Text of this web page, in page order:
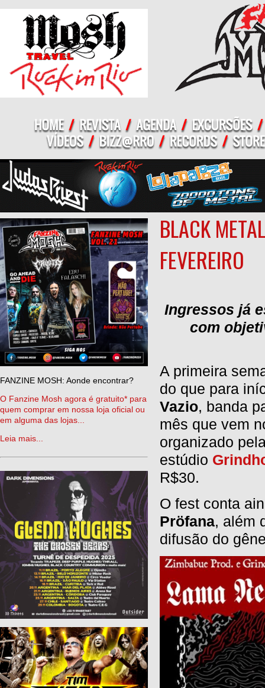
FANZINE MOSH: Aonde encontrar?
O Fanzine Mosh agora é gratuito* para
quem comprar em nossa loja oficial ou
em alguma das lojas...
Leia mais...
BLACK
FEVEREIRO
Ingressos já
com
A primeira
do que para
Vazio, banda
mês que vem
organizado
estúdio
R$30.
O fest conta
Pröfana, além
difusão do